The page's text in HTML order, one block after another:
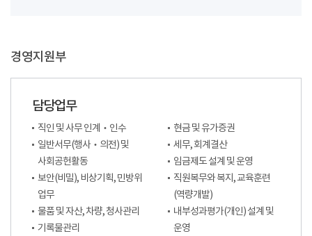
경영지원부
담당업무
직인 및 사무 인계‧인수
일반서무(행사‧의전) 및
사회공헌활동
보안(비밀), 비상기획, 민방위
업무
물품 및 자산, 차량, 청사관리
기록물관리
현금 및 유가증권
세무, 회계결산
임금제도 설계 및 운영
직원복무와 복지, 교육훈련
(역량개발)
내부성과평가(개인) 설계 및
운영